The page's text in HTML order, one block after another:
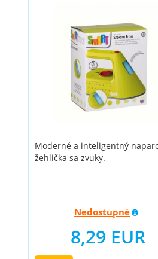
Moderné a inteligentný
žehlička sa zvuky.
Nedostupné
8,29 EUR